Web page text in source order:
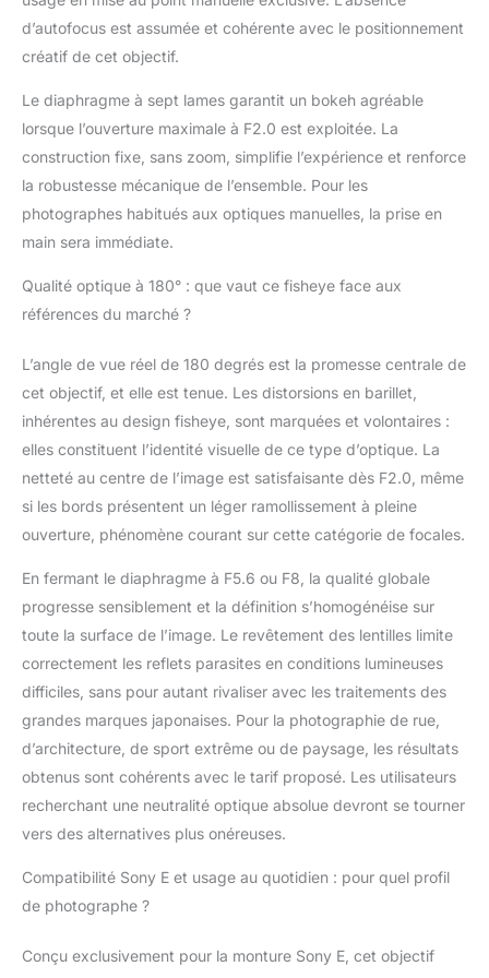
conçu pour les
capteurs APS-C, les
également l'utiliser
pour prendre des
images fisheye
circulaires. Prises de
vue fisheye en gros
plan : Vous pouvez
votre sujet, jusqu'à 0,4
comme vous n'en avez
jamais vues.
Photographie
panoramique : Les
objectifs Fisheye sont
également souvent
utilisés pour prendre de
superbes photos
Plus l'angle de vue de
l'objectif est grand,
pour couvrir l'ensemble
du champ de vision.
Angle de vue de 180° :
produit un attrait visuel
une distorsion
spectaculaire et une
représentation créative
de l'espace, ce qui
des photos de paysage
d’autofocus est assumée et cohérente avec le positionnement
créatif de cet objectif.
Le diaphragme à sept lames garantit un bokeh agréable
lorsque l’ouverture maximale à F2.0 est exploitée. La
construction fixe, sans zoom, simplifie l’expérience et renforce
la robustesse mécanique de l’ensemble. Pour les
photographes habitués aux optiques manuelles, la prise en
main sera immédiate.
Qualité optique à 180° : que vaut ce fisheye face aux
références du marché ?
L’angle de vue réel de 180 degrés est la promesse centrale de
cet objectif, et elle est tenue. Les distorsions en barillet,
inhérentes au design fisheye, sont marquées et volontaires :
elles constituent l’identité visuelle de ce type d’optique. La
netteté au centre de l’image est satisfaisante dès F2.0, même
si les bords présentent un léger ramollissement à pleine
ouverture, phénomène courant sur cette catégorie de focales.
En fermant le diaphragme à F5.6 ou F8, la qualité globale
progresse sensiblement et la définition s’homogénéise sur
toute la surface de l’image. Le revêtement des lentilles limite
correctement les reflets parasites en conditions lumineuses
difficiles, sans pour autant rivaliser avec les traitements des
grandes marques japonaises. Pour la photographie de rue,
d’architecture, de sport extrême ou de paysage, les résultats
obtenus sont cohérents avec le tarif proposé. Les utilisateurs
recherchant une neutralité optique absolue devront se tourner
vers des alternatives plus onéreuses.
Compatibilité Sony E et usage au quotidien : pour quel profil
de photographe ?
Conçu exclusivement pour la monture Sony E, cet objectif